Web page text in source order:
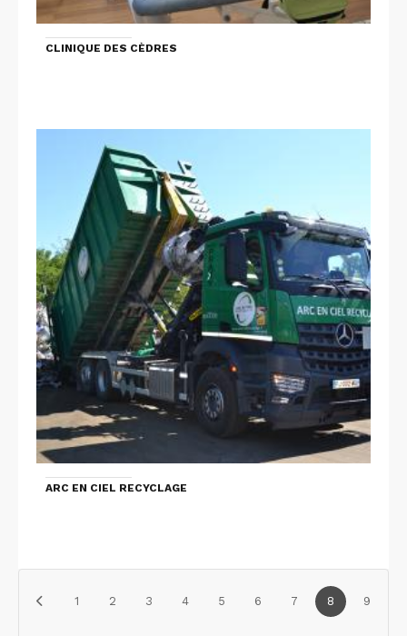
CLINIQUE DES CÈDRES
ARC EN CIEL RECYCLAGE
1 2 3 4 5 6 7 8 9